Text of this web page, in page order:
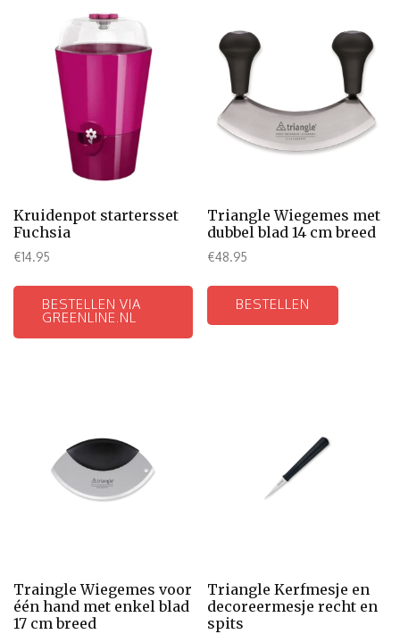
Kruidenpot startersset
Fuchsia
€14.95
BESTELLEN VIA
GREENLINE.NL
Triangle Wiegemes met
dubbel blad 14 cm breed
€48.95
BESTELLEN
Traingle Wiegemes voor
één hand met enkel blad
17 cm breed
Triangle Kerfmesje en
decoreermesje recht en
spits